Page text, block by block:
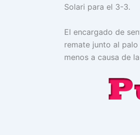
Solari para el 3-3.
El encargado de
remate junto al
menos a causa de